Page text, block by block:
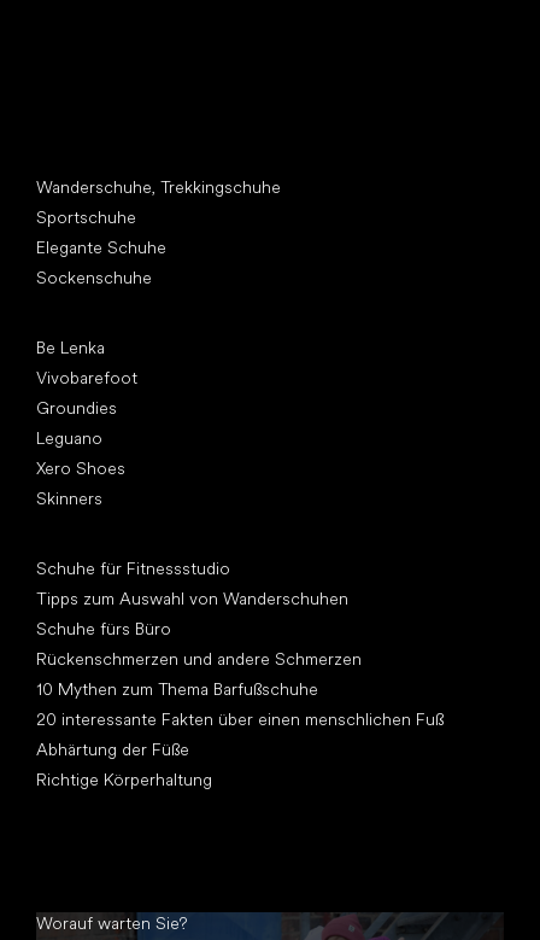
Wanderschuhe, Trekkingschuhe
Sportschuhe
Elegante Schuhe
Sockenschuhe
Be Lenka
Vivobarefoot
Groundies
Leguano
Xero Shoes
Skinners
Schuhe für Fitnessstudio
Tipps zum Auswahl von Wanderschuhen
Schuhe fürs Büro
Rückenschmerzen und andere Schmerzen
10 Mythen zum Thema Barfußschuhe
20 interessante Fakten über einen menschlichen Fuß
Abhärtung der Füße
Richtige Körperhaltung
Worauf warten Sie?